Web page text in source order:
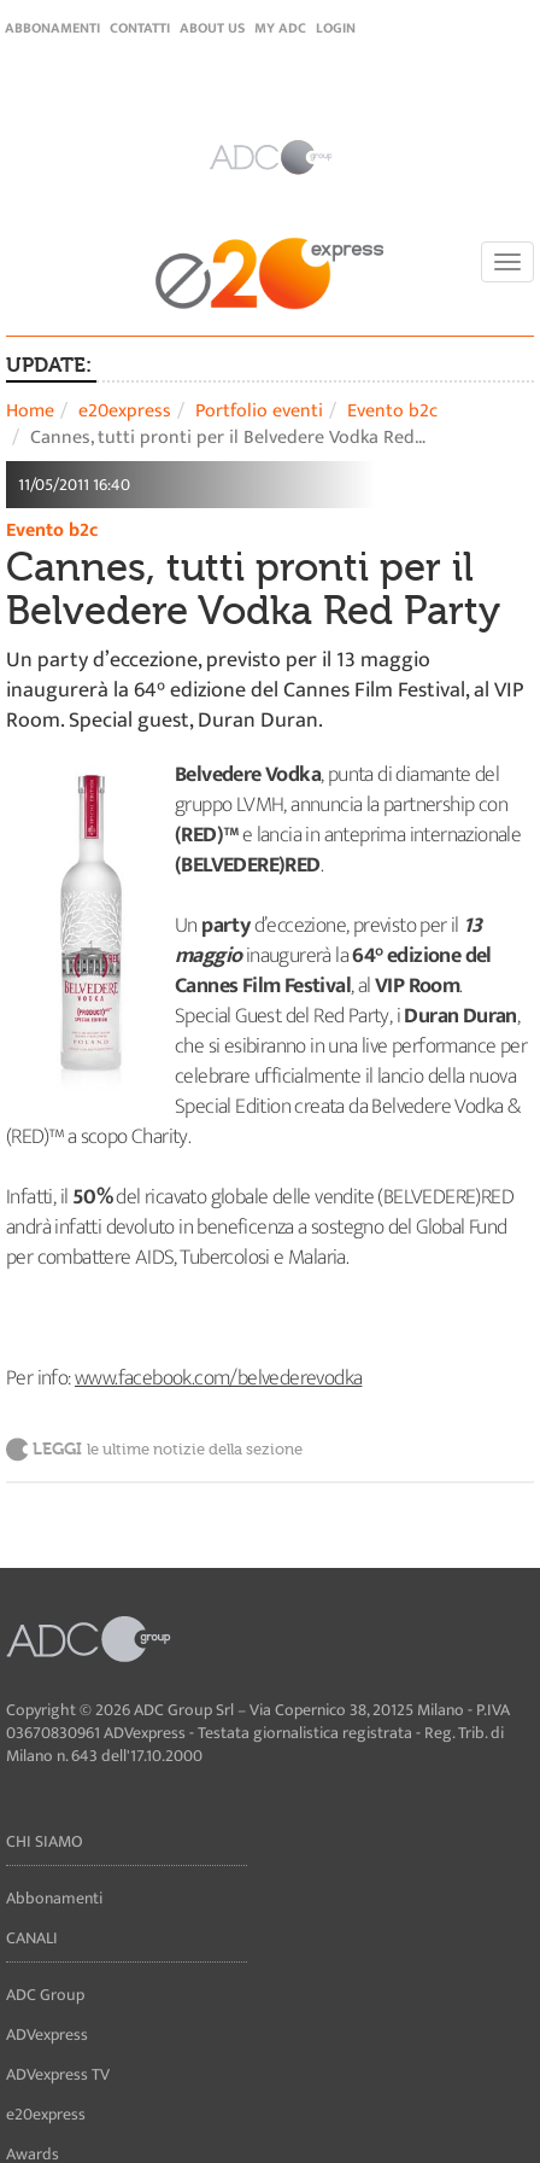
ABBONAMENTI CONTATTI ABOUT US MY ADC LOGIN
UPDATE:
Home e20express Portfolio eventi
Evento b2c
Cannes, tutti pronti per il Belvedere Vodka Red…
11/05/2011 16:40
Evento b2c
Cannes, tutti pronti per il
Belvedere Vodka Red Party
Un party d’eccezione, previsto per il 13 maggio
inaugurerà la 64° edizione del Cannes Film Festival, al VIP
Room. Special guest, Duran Duran.
Belvedere Vodka, punta di diamante del
gruppo LVMH, annuncia la partnership con
(RED)™e lancia in anteprima internazionale
(BELVEDERE)RED.
Unpartyd’eccezione, previsto per il 13
maggioinaugurerà la64° edizione del
Cannes Film Festival, alVIP Room.
Special Guest del Red Party, iDuran Duran,
che si esibiranno in una live performance per
celebrare ufficialmente il lancio della nuova
Special Edition creata da Belvedere Vodka &
(RED)™ a scopo Charity.
Infatti, il50%del ricavato globale delle vendite (BELVEDERE)RED
andrà infatti devoluto in beneficenza a sostegno del Global Fund
per combattere AIDS, Tubercolosi e Malaria.
Per info:www.facebook.com/belvederevodka
LEGGI le ultime notizie della sezione
Copyright © 2026 ADC Group Srl – Via Copernico 38, 20125 Milano - P.IVA
03670830961 ADVexpress - Testata giornalistica registrata - Reg. Trib. di
Milano n. 643 dell'17.10.2000
CHI SIAMO
Abbonamenti
CANALI
ADC Group
ADVexpress
ADVexpress TV
e20express
Awards